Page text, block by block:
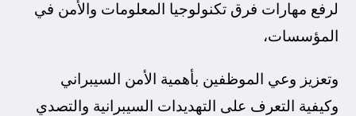
لرفع مهارات فرق تكنولوجيا المعلومات والأمن في
المؤسسات،
وتعزيز وعي الموظفين بأهمية الأمن السيبراني
وكيفية التعرف على التهديدات السيبرانية والتصدي